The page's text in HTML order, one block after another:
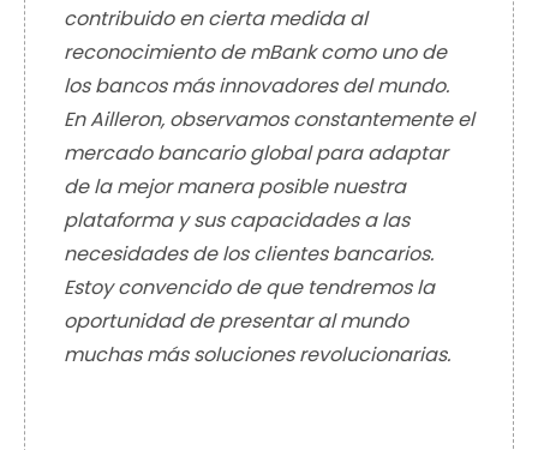
contribuido en cierta medida al
reconocimiento de mBank como uno de
los bancos más innovadores del mundo.
En Ailleron, observamos constantemente el
mercado bancario global para adaptar
de la mejor manera posible nuestra
plataforma y sus capacidades a las
necesidades de los clientes bancarios.
Estoy convencido de que tendremos la
oportunidad de presentar al mundo
muchas más soluciones revolucionarias.